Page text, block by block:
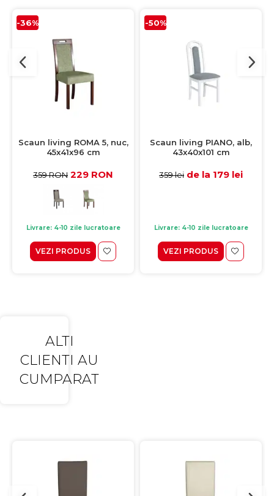
-36%
Scaun living ROMA 5, nuc,
45x41x96 cm
359 RON 229 RON
Livrare: 4-10 zile lucratoare
VEZI PRODUS
-50%
Scaun living PIANO, alb,
43x40x101 cm
359 lei de la 179 lei
Livrare: 4-10 zile lucratoare
VEZI PRODUS
ALTI
CLIENTI AU
CUMPARAT